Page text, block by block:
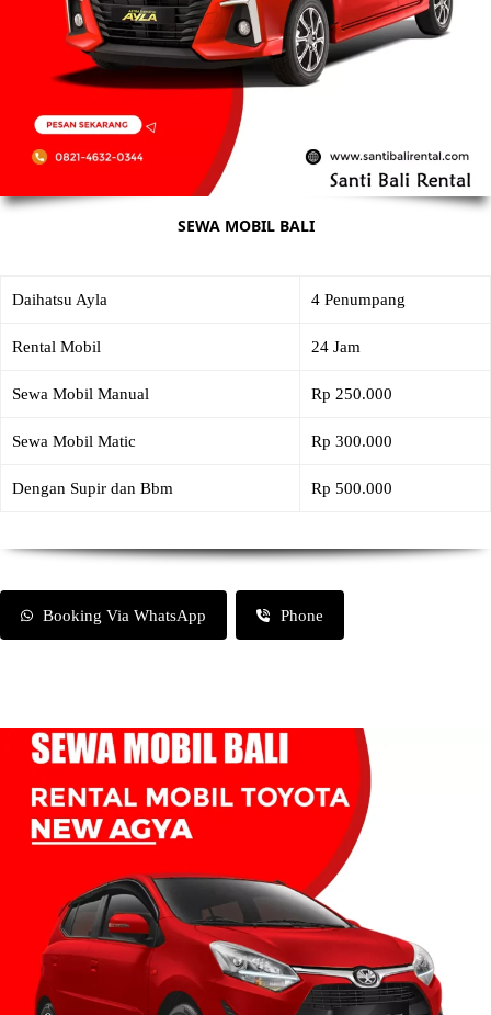
SEWA MOBIL BALI
Daihatsu Ayla 4 Penumpang
Rental Mobil 24 Jam
Sewa Mobil Manual Rp 250.000
Sewa Mobil Matic Rp 300.000
Dengan Supir dan Bbm Rp 500.000
Booking Via WhatsApp Phone